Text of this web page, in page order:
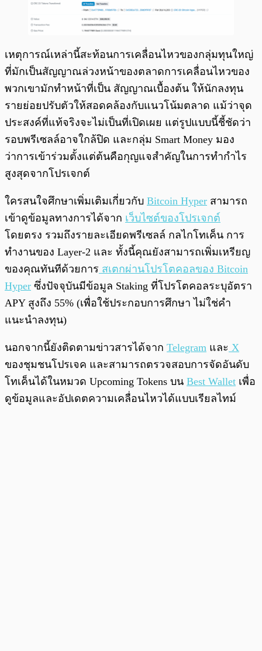
เหตุการณ์เหล่านี้สะท้อนการเคลื่อนไหวของกลุ่มทุนใหญ่
ที่มักเป็นสัญญาณล่วงหน้าของตลาดการเคลื่อนไหวของ
พวกเขามักทำหน้าที่เป็น สัญญาณเบื้องต้น ให้นักลงทุน
รายย่อยปรับตัวให้สอดคล้องกับแนวโน้มตลาด แม้ว่าจุด
ประสงค์ที่แท้จริงจะไม่เป็นที่เปิดเผย แต่รูปแบบนี้ชี้ชัดว่า
รอบพรีเซลล์อาจใกล้ปิด และกลุ่ม Smart Money มอง
ว่าการเข้าร่วมตั้งแต่ต้นคือกุญแจสำคัญในการทำกำไร
สูงสุดจากโปรเจกต์
ใครสนใจศึกษาเพิ่มเติมเกี่ยวกับ Bitcoin Hyper สามารถ
เข้าดูข้อมูลทางการได้จาก เว็บไซต์ของโปรเจกต์
โดยตรง รวมถึงรายละเอียดพรีเซลล์ กลไกโทเค็น การ
ทำงานของ Layer-2 และ ทั้งนี้คุณยังสามารถเพิ่มเหรียญ
ของคุณทันทีด้วยการ สเตกผ่านโปรโตคอลของ Bitcoin
Hyper ซึ่งปัจจุบันมีข้อมูล Staking ที่โปรโตคอลระบุอัตรา
APY สูงถึง 55% (เพื่อใช้ประกอบการศึกษา ไม่ใช่คำ
แนะนำลงทุน)
นอกจากนี้ยังติดตามข่าวสารได้จาก Telegram และ X
ของชุมชนโปรเจค และสามารถตรวจสอบการจัดอันดับ
โทเค็นได้ในหมวด Upcoming Tokens บน Best Wallet เพื่อ
ดูข้อมูลและอัปเดตความเคลื่อนไหวได้แบบเรียลไทม์